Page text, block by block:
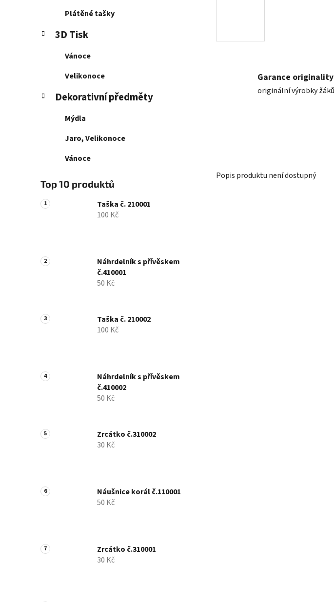
Plátěné tašky
3D Tisk
Vánoce
Velikonoce
Dekorativní předměty
Mýdla
Jaro, Velikonoce
Vánoce
Top 10 produktů
Taška č. 210001
100 Kč
Náhrdelník s přívěskem
č.410001
50 Kč
Taška č. 210002
100 Kč
Náhrdelník s přívěskem
č.410002
50 Kč
Zrcátko č.310002
30 Kč
Náušnice korál č.110001
50 Kč
Zrcátko č.310001
30 Kč
Garance originality
originální výrobky žáků
Popis produktu není dostupný